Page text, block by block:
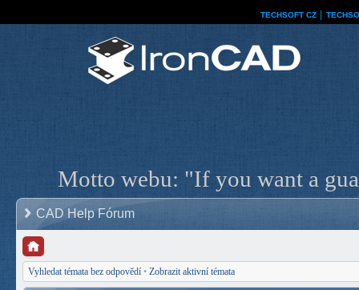
TECHSOFT CZ
Motto webu: "If you want a
CAD Help Fórum
Vyhledat témata bez odpovědí • Zobrazit aktivní témata